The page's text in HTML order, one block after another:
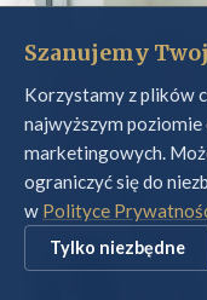
Szanujemy
Korzystamy z plików
najwyższym poziomie
marketingowych.
ograniczyć się do
w Polityce
Tylko niezbędne